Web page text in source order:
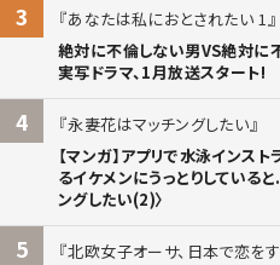
3
あなたは私におとされたい 1
絶対に不倫しない男VS絶対に
実写ドラマ、1月放送スタート!
4
永妻花はマッチングしたい
【マンガ】アプリで水泳インス
るイケメンにうっとりしている
ングしたい(2)〉
5
北欧女子オーサ、日本で恋をす